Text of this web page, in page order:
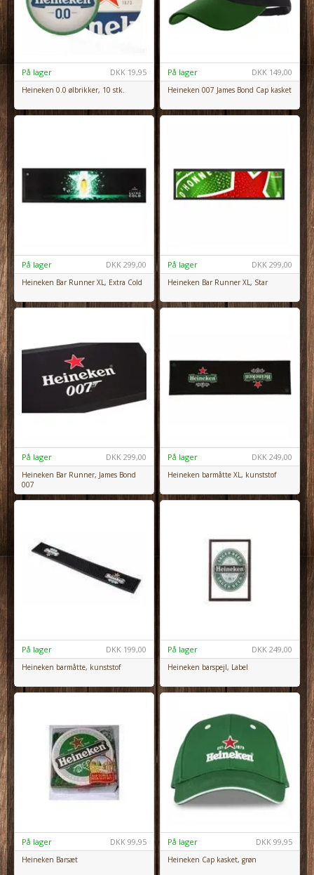
DKK 19,95
På lager
Heineken 0.0 ølbrikker, 10 stk.
DKK 149,00
På lager
Heineken 007 James Bond Cap kasket
DKK 299,00
På lager
Heineken Bar Runner XL, Extra Cold
DKK 299,00
På lager
Heineken Bar Runner XL, Star
DKK 299,00
På lager
Heineken Bar Runner, James Bond
007
DKK 249,00
På lager
Heineken barmåtte XL, kunststof
DKK 199,00
På lager
Heineken barmåtte, kunststof
DKK 249,00
På lager
Heineken barspejl, Label
DKK 99,95
På lager
Heineken Barsæt
DKK 99,95
På lager
Heineken Cap kasket, grøn